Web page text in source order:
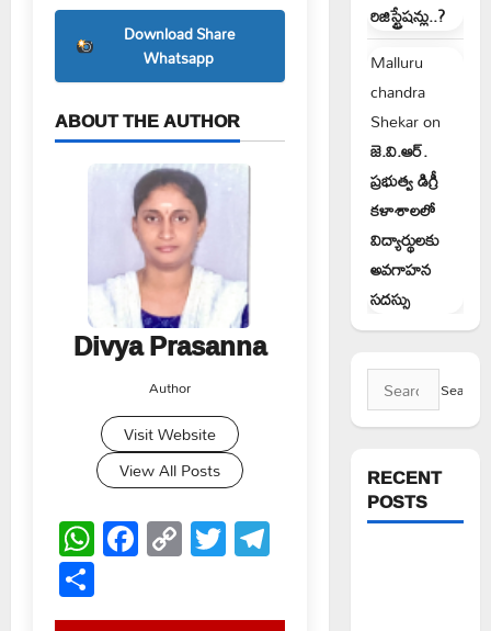
Download Share
Whatsapp
ABOUT THE AUTHOR
Divya Prasanna
Author
Visit Website
View All Posts
WhatsApp
Facebook
Copy
Link
TwitterTelegram
రిజిస్ట్రేషన్లు..?
Malluru
chandra
Shekaron
జె.వి.ఆర్.
ప్రభుత్వ డిగ్రీ
కళాశాలలో
విద్యార్థులకు
అవగాహన
సదస్సు
Search
for:
RECENT
POSTS